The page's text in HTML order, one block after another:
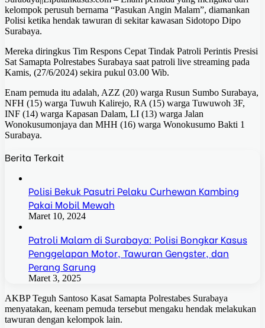
kelompok perusuh bernama “Pasukan Angin Malam”, diamankan
Polisi ketika hendak tawuran di sekitar kawasan Sidotopo Dipo
Surabaya.
Mereka diringkus Tim Respons Cepat Tindak Patroli Perintis Presisi
Sat Samapta Polrestabes Surabaya saat patroli live streaming pada
Kamis, (27/6/2024) sekira pukul 03.00 Wib.
Enam pemuda itu adalah, AZZ (20) warga Rusun Sumbo Surabaya,
NFH (15) warga Tuwuh Kalirejo, RA (15) warga Tuwuwoh 3F,
INF (14) warga Kapasan Dalam, LI (13) warga Jalan
Wonokusumonjaya dan MHH (16) warga Wonokusumo Bakti 1
Surabaya.
Berita Terkait
Polisi Bekuk Pasutri Pelaku Curhewan Kambing
Pakai Mobil Mewah
Maret 10, 2024
Patroli Malam di Surabaya: Polisi Bongkar Kasus
Penggelapan Motor, Tawuran Gengster, dan
Perang Sarung
Maret 3, 2025
AKBP Teguh Santoso Kasat Samapta Polrestabes Surabaya
menyatakan, keenam pemuda tersebut mengaku hendak melakukan
tawuran dengan kelompok lain.